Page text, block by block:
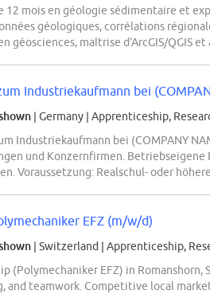
12 mois en géologie sédimentaire et
géologiques, corrélations
géosciences, maîtrise d'ArcGIS/QGIS
Industriekaufmann bei
| Germany | Apprenticeship,
Industriekaufmann bei (COMPANY
und Konzernfirmen.
Voraussetzung: Realschul- oder
EFZ (m/w/d)
| Switzerland | Apprenticeship,
(Polymechaniker EFZ) in
and teamwork. Competitive local